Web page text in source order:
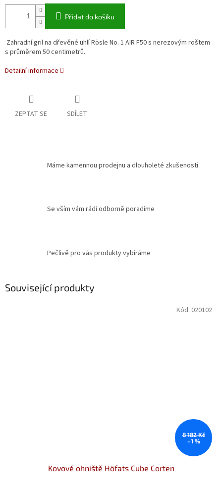
Přidat do košíku
Zahradní gril na dřevěné uhlí Rösle No. 1 AIR F50 s nerezovým roštem
s průměrem 50 centimetrů.
Detailní informace
ZEPTAT SE SDÍLET
Máme kamennou prodejnu a dlouholeté zkušenosti
Se vším vám rádi odborně poradíme
Pečlivě pro vás produkty vybíráme
Související produkty
8 182 Kč
–1 %
Kovové ohniště Höfats Cube Corten
Kód: 020102